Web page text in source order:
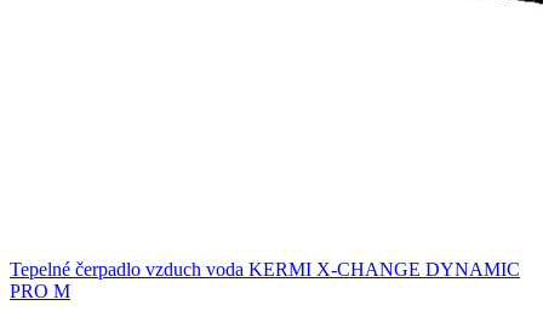
Tepelné čerpadlo vzduch voda KERMI X-CHANGE DYNAMIC
PRO M